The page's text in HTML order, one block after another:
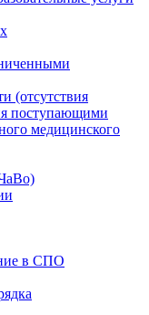
(отсутствия
поступающими
медицинского
в СПО